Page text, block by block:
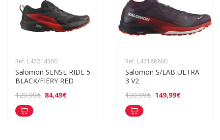
Ref: L47214300
Salomon SENSE RIDE 5
BLACK/FIERY RED
129,99€ 84,49€
Ref: L47188800
Salomon S/LAB ULTRA
3 V2
199,99€ 149,99€